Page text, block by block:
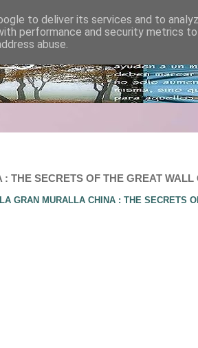
THE SECRETS OF THE GREAT WALL
GRAN MURALLA CHINA : THE SECRETS
to deliver its services and to
performance and security metrics
abuse.